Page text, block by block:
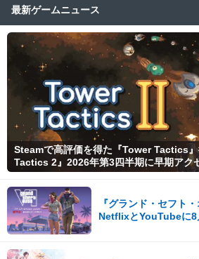
最新ゲームニュース
Steamで高評価を得た『Tower Tactics
Tactics 2』2026年第3四半期に早期アク
『グランド・セフト
NetflixとYouTubeに8